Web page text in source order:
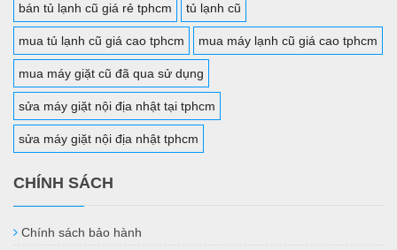
bán tủ lạnh cũ giá rẻ tphcm tủ lạnh cũ
mua tủ lạnh cũ giá cao tphcm mua máy lạnh cũ giá cao tphcm
mua máy giặt cũ đã qua sử dụng
sửa máy giặt nội địa nhật tại tphcm
sửa máy giặt nội địa nhật tphcm
CHÍNH SÁCH
Chính sách bảo hành